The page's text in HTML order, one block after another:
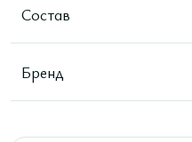
Состав
Бренд